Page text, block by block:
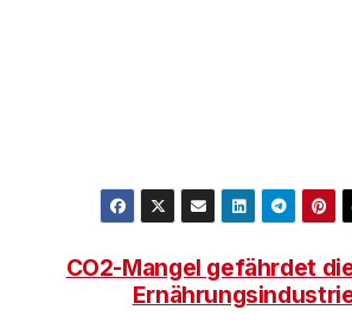
CO2-Mangel gefährdet